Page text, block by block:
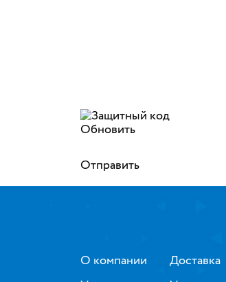
Обновить
Отправить
О компании
Доставка